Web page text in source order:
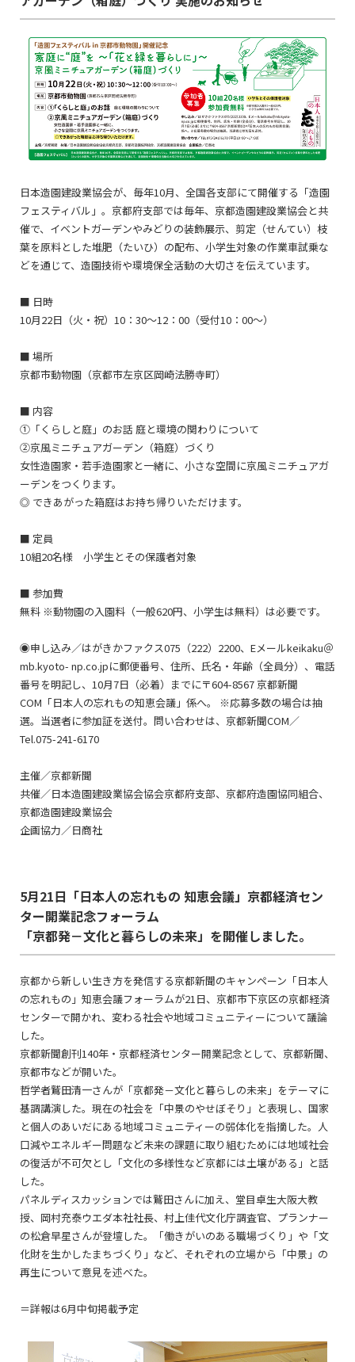
日本造園建設業協会が、毎年10月、全国各支部にて開催する「造園
フェスティバル」。京都府支部では毎年、京都造園建設業協会と共
催で、イベントガーデンやみどりの装飾展示、剪定（せんてい）枝
葉を原料とした堆肥（たいひ）の配布、小学生対象の作業車試乗な
どを通じて、造園技術や環境保全活動の大切さを伝えています。
■ 日時
10月22日（火・祝）10：30〜12：00（受付10：00〜）
■ 場所
京都市動物園（京都市左京区岡崎法勝寺町）
■ 内容
①「くらしと庭」のお話 庭と環境の関わりについて
②京風ミニチュアガーデン（箱庭）づくり
女性造園家・若手造園家と一緒に、小さな空間に京風ミニチュアガ
ーデンをつくります。
◎ できあがった箱庭はお持ち帰りいただけます。
■ 定員
10組20名様 小学生とその保護者対象
■ 参加費
無料 ※動物園の入園料（一般620円、小学生は無料）は必要です。
◉申し込み／はがきかファクス075（222）2200、Eメールkeikaku＠
mb.kyoto- np.co.jpに郵便番号、住所、氏名・年齢（全員分）、電話
番号を明記し、10月7日（必着）までに〒604-8567 京都新聞
COM「日本人の忘れもの知恵会議」係へ。 ※応募多数の場合は抽
選。当選者に参加証を送付。問い合わせは、京都新聞COM／
Tel.075-241-6170
主催／京都新聞
共催／日本造園建設業協会協会京都府支部、京都府造園協同組合、
京都造園建設業協会
企画協力／日商社
5月21日「日本人の忘れもの 知恵会議」京都経済セン
ター開業記念フォーラム
「京都発－文化と暮らしの未来」を開催しました。
京都から新しい生き方を発信する京都新聞のキャンペーン「日本人
の忘れもの」知恵会議フォーラムが21日、京都市下京区の京都経済
センターで開かれ、変わる社会や地域コミュニティーについて議論
した。
京都新聞創刊140年・京都経済センター開業記念として、京都新聞、
京都市などが開いた。
哲学者鷲田清一さんが「京都発－文化と暮らしの未来」をテーマに
基調講演した。現在の社会を「中景のやせぼそり」と表現し、国家
と個人のあいだにある地域コミュニティーの弱体化を指摘した。人
口減やエネルギー問題など未来の課題に取り組むためには地域社会
の復活が不可欠とし「文化の多様性など京都には土壌がある」と話
した。
パネルディスカッションでは鷲田さんに加え、堂目卓生大阪大教
授、岡村充泰ウエダ本社社長、村上佳代文化庁調査官、プランナー
の松倉早星さんが登壇した。「働きがいのある職場づくり」や「文
化財を生かしたまちづくり」など、それぞれの立場から「中景」の
再生について意見を述べた。
＝詳報は6月中旬掲載予定